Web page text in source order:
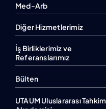
Med-Arb
Diğer Hizmetlerimiz
İş Birliklerimiz ve
Referanslarımız
Bülten
UTAUM Uluslararası Tahkim